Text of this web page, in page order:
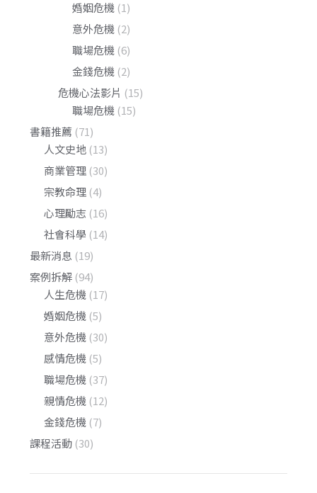
婚姻危機 (1)
意外危機 (2)
職場危機 (6)
金錢危機 (2)
危機心法影片 (15)
職場危機 (15)
書籍推薦 (71)
人文史地 (13)
商業管理 (30)
宗教命理 (4)
心理勵志 (16)
社會科學 (14)
最新消息 (19)
案例拆解 (94)
人生危機 (17)
婚姻危機 (5)
意外危機 (30)
感情危機 (5)
職場危機 (37)
親情危機 (12)
金錢危機 (7)
課程活動 (30)